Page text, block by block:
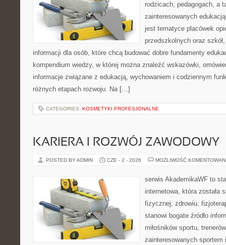
rodzicach, pedagogach, a
zainteresowanych
jest tematyce placówek
przedszkolnych oraz
informacji dla osób, które chcą budować dobre fundamenty
kompendium wiedzy, w której można znaleźć wskazówki,
informacje związane z edukacją, wychowaniem i codziennym
różnych etapach rozwoju. Na […]
CATEGORIES: KOSMETYKI PROFESJONALNE
KARIERA I ROZWÓJ ZAWODOWY
POSTED BY ADMIN CZE - 2 - 2026 MOŻLIWOŚĆ
serwis AkademikaWF to
internetowa, która została
fizycznej, zdrowiu,
stanowi bogate źródło
miłośników sportu,
zainteresowanych sportem